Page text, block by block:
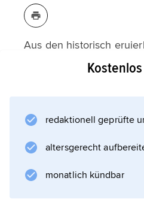
Aus den historisch
Zeitgeschichte
Chronologie
Jesu
Matthäus 2, 23; 4, 13; 21,
redaktionell geprüfte
altersgerecht
monatlich kündbar